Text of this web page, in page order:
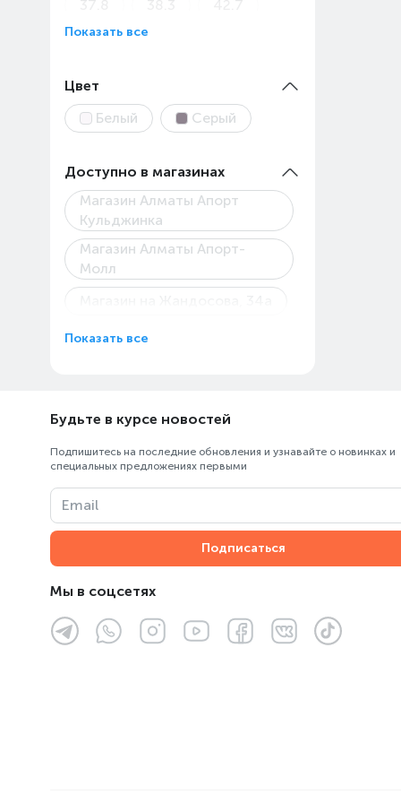
37.8 38.3 42.7
43 45
Показать все
Цвет
Белый
Серый
Доступно в магазинах
Магазин Алматы Апорт
Кульджинка
Магазин Алматы Апорт-
Молл
Магазин Технодом на
Пункт выдачи Центрального
склада ОРПТ
ТРЦ «FORUM»
ТРЦ «MART»
Показать все
Будьте в курсе новостей
Подпишитесь на последние обновления и узнавайте о новинках и
специальных предложениях первыми
Email
Подписаться
Мы в соцсетях